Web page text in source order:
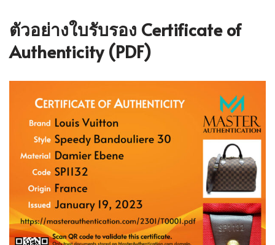
ตัวอย่างใบรับรอง Certificate of
Authenticity (PDF)